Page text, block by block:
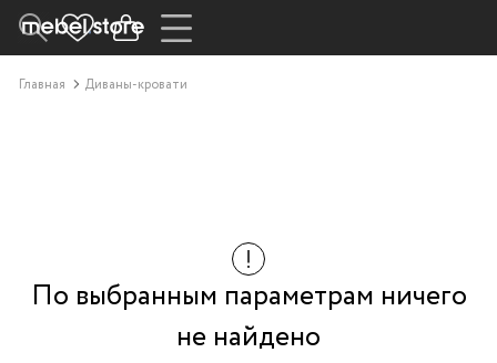
Главная Диваны-кровати
По выбранным параметрам ничего
не найдено